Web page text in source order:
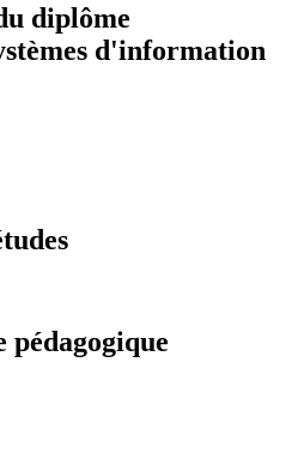
diplôme
d'information